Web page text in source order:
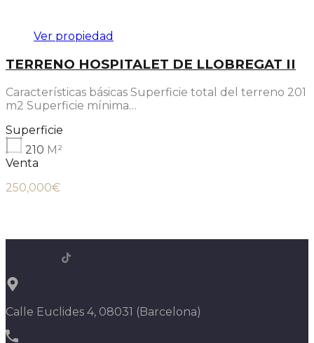
Ver propiedad
TERRENO HOSPITALET DE LLOBREGAT II
Características básicas Superficie total del terreno 201
m2 Superficie mínima…
Superficie
210 M²
Venta
250,000€
Calle Euclides 4, 08031 (Barcelona)